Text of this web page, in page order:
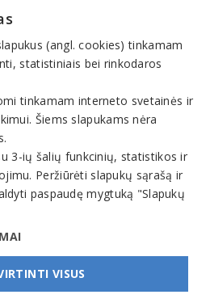
0,1 % (2025 m.)
internetiniai portalai
Telefonas
(angl. cookies) tinkamam
statistiniais bei rinkodaros
tinkamam interneto svetainės ir
Šiems slapukams nėra
3-ių šalių funkcinių, statistikos ir
Peržiūrėti slapukų sąrašą ir
paspaudę mygtuką "Slapukų
VISUS